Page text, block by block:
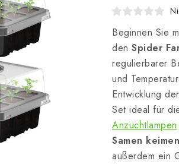
Beginnen Sie
den Spider
regulierbarer
und
Entwicklung
Set ideal für
Anzuchtlampen
Samen
außerdem ein